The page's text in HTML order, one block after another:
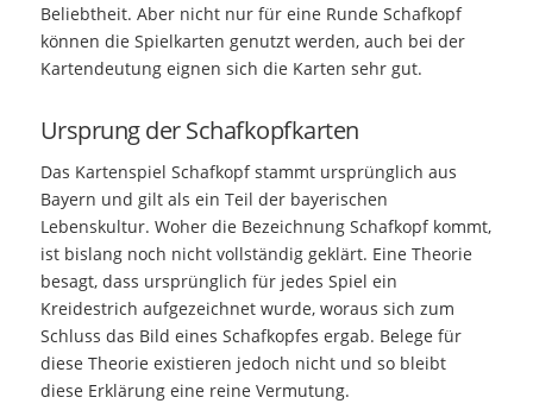
Beliebtheit. Aber nicht nur für eine Runde Schafkopf
können die Spielkarten genutzt werden, auch bei der
Kartendeutungeignen sich die Karten sehr gut.
Ursprung der Schafkopfkarten
Das Kartenspiel Schafkopf stammt ursprünglich aus
Bayern und gilt als ein Teil der bayerischen
Lebenskultur. Woher die Bezeichnung Schafkopf kommt,
ist bislang noch nicht vollständig geklärt. Eine Theorie
besagt, dass ursprünglich für jedes Spiel ein
Kreidestrich aufgezeichnet wurde, woraus sich zum
Schluss das Bild eines Schafkopfes ergab. Belege für
diese Theorie existieren jedoch nicht und so bleibt
diese Erklärung eine reine Vermutung.